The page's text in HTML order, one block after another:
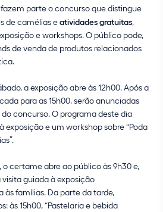
parte o concurso que distingue
de camélias eatividades gratuitas,
e workshops. O público pode,
de venda de produtos relacionados
a exposição abre às 12h00. Após a
para as 15h00, serão anunciadas
concurso. O programa deste dia
exposição e um workshop sobre “Poda
o certame abre ao público às 9h30 e,
visita guiada à exposição
famílias. Da parte da tarde,
às 15h00, “Pastelaria e bebida